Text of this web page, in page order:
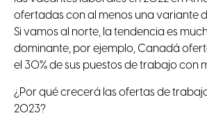
ofertadas con al menos una variante
Si vamos al norte, la tendencia es
dominante, por ejemplo, Canadá
el 30% de sus puestos de trabajo con
¿Por qué crecerá las ofertas de
2023?